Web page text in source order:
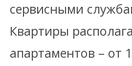
сервисными
Квартиры
апартаментов – от